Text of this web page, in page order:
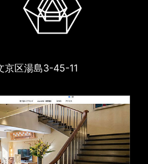
京区湯島3-45-11